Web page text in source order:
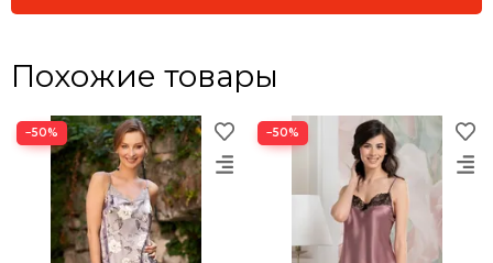
Похожие товары
−50% −50%